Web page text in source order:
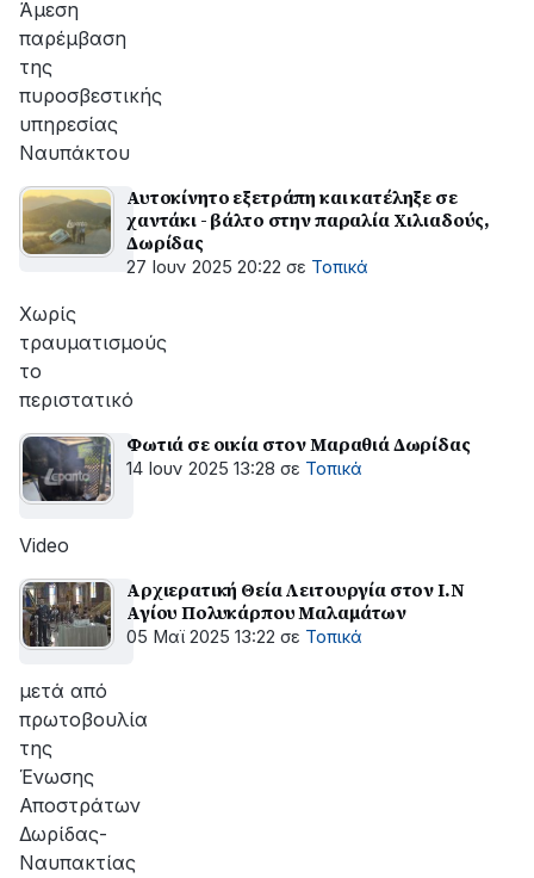
Άμεση
παρέμβαση
της
πυροσβεστικής
υπηρεσίας
Ναυπάκτου
Αυτοκίνητο εξετράπη και κατέληξε σε
χαντάκι - βάλτο στην παραλία Χιλιαδούς,
Δωρίδας
27 Ιουν 2025 20:22 σε Τοπικά
Χωρίς
τραυματισμούς
το
περιστατικό
Φωτιά σε οικία στον Μαραθιά Δωρίδας
14 Ιουν 2025 13:28 σε Τοπικά
Video
Αρχιερατική Θεία Λειτουργία στον Ι.Ν
Αγίου Πολυκάρπου Μαλαμάτων
05 Μαϊ 2025 13:22 σε Τοπικά
μετά από
πρωτοβουλία
της
Ένωσης
Αποστράτων
Δωρίδας-
Ναυπακτίας